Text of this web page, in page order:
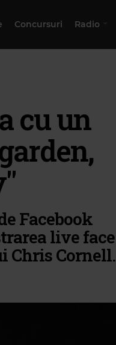
Concursuri Radio
cu un
Facebook
live face
Chris Cornell.